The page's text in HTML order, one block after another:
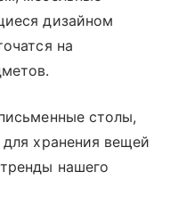
дизайном
на
столы,
хранения вещей
нашего